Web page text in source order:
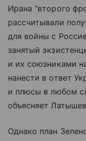
Ирана “второго
рассчитывали
для войны с
занятый
и их союзниками
нанести в ответ
и плюсы в любом
объясняет
Однако план